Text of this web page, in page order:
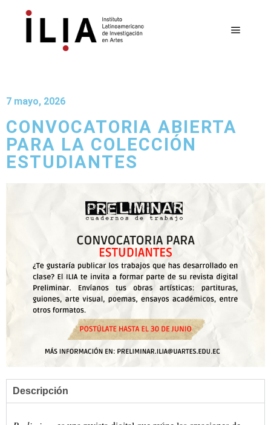
7 mayo, 2026
CONVOCATORIA ABIERTA
PARA LA COLECCIÓN
ESTUDIANTES
Descripción